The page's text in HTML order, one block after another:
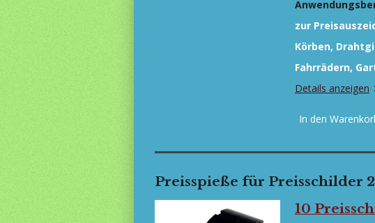
zur
Körben,
Fahrrädern,
Details anzeigen
In den
Preisspieße für Preisschilder
10